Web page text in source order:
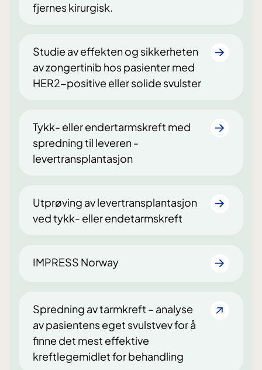
fjernes kirurgisk.
Studie av effekten og sikkerheten
av zongertinib hos pasienter med
HER2-positive eller solide svulster
Tykk- eller endertarmskreft med
spredning til leveren -
levertransplantasjon
Utprøving av levertransplantasjon
ved tykk- eller endetarmskreft
IMPRESS Norway
Spredning av tarmkreft – analyse
av pasientens eget svulstvev for å
finne det mest effektive
kreftlegemidlet for behandling